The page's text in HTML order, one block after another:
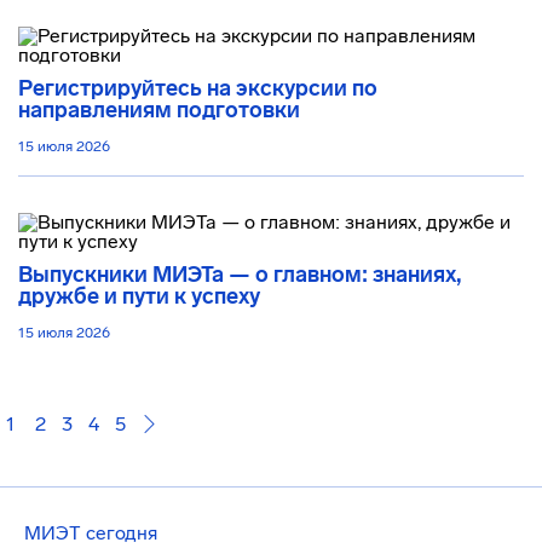
Регистрируйтесь на экскурсии по
направлениям подготовки
15 июля 2026
Выпускники МИЭТа — о главном: знаниях,
дружбе и пути к успеху
15 июля 2026
1 2 3 4 5
МИЭТ сегодня